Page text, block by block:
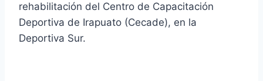
rehabilitación del Centro de Capacitación
Deportiva de Irapuato (Cecade), en la
Deportiva Sur.